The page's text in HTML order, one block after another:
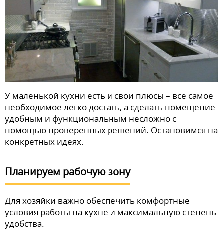
У маленькой кухни есть и свои плюсы – все самое
необходимое легко достать, а сделать помещение
удобным и функциональным несложно с
помощью проверенных решений. Остановимся на
конкретных идеях.
Планируем рабочую зону
Для хозяйки важно обеспечить комфортные
условия работы на кухне и максимальную степень
удобства.